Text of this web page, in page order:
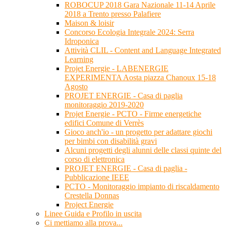
ROBOCUP 2018 Gara Nazionale 11-14 Aprile
2018 a Trento presso Palafiere
Maison & loisir
Concorso Ecologia Integrale 2024: Serra
Idroponica
Attività CLIL - Content and Language Integrated
Learning
Projet Energie - LABENERGIE
EXPERIMENTA Aosta piazza Chanoux 15-18
Agosto
PROJET ENERGIE - Casa di paglia
monitoraggio 2019-2020
Projet Energie - PCTO - Firme energetiche
edifici Comune di Verrès
Gioco anch'io - un progetto per adattare giochi
per bimbi con disabilità gravi
Alcuni progetti degli alunni delle classi quinte del
corso di elettronica
PROJET ENERGIE - Casa di paglia -
Pubblicazione IEEE
PCTO - Monitoraggio impianto di riscaldamento
Crestella Donnas
Project Energie
Linee Guida e Profilo in uscita
Ci mettiamo alla prova...